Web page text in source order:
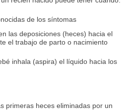
de los síntomas
las deposiciones (heces) hacia el
el trabajo de parto o nacimiento
inhala (aspira) el líquido hacia los
primeras heces eliminadas por un